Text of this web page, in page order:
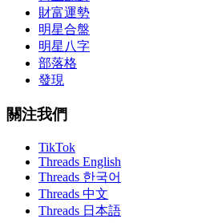
財富運勢
明星合盤
明星八字
部落格
發現
關注我們
TikTok
Threads English
Threads 한국어
Threads 中文
Threads 日本語